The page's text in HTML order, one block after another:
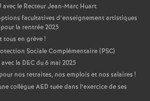
avec le Recteur Jean-Marc Huart
facultatives d’enseignement artistiques
la rentrée 2025
tous en grève!
Sociale Complémentaire (PSC)
la DEC du 6 mai 2025
nos retraites, nos emplois et nos salaires !
collègue AED tuée dans l’exercice de ses